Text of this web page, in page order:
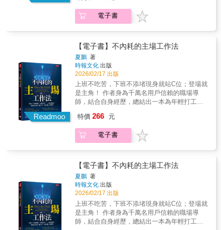
從黑暗的低谷拉出來，幫我重新聚焦人生。」
「這麼多年來，我第一次為自己正在成為的樣
子感到滿意。」我每天都收到來自讀者的分
理學家把它當成「作業」指定病人閱讀，外科
醫生因而改變了手術的方式，無數的父母、老
師和教練把這些概念傳遞給孩子、學生與球
員。我寫書的初衷是：幫助他人，並且給予他
們力量，讓受困的人找到實際而永續的轉變之
道。這本《原子習慣WORKBOOK》正是由此
而生。單獨使用本書不用擔心，不用重讀前作
中找到最適合自己的工具即可。因為本書的想
法與策略是：協助你做出自己的選擇，做到自
己想做的事。本書將是你轉變的起點，而今天
正是採取行動的最佳時機，讓我們開始吧！
【名家推薦】瓦基│「閱讀前哨站」宋怡慧│丹
鳳高中圖書館主任、作家郝旭烈│郝聲音
Podcast主持人許峰源│律師作家溫美玉│「溫
美玉科技作文」創始人愛瑞克│《命定之書》作
者、TMBA共同創辦人歐陽立中│作家‧愛瑞克：
《原子習慣WORKBOOK》的問世，將大幅縮
短「知」與「行」之間的距離，讓改變習慣的
拼圖臻於完整。‧宋怡慧：如果說《原子習慣》
像是一張為人生標示方向的地圖，那麼這本實
下累積為非凡成果。「《原子習慣》把我從黑
暗的低谷拉出來，幫我重新聚焦人生。」「這
如何改變了健康、關係與事業，讓他們以全新
的角度思索自己對人生握有的力量。心理學家
把它當成「作業」指定病人閱讀，外科醫生因
而改變了手術的方式，無數的父母、老師和教
練把這些概念傳遞給孩子、學生與球員。我寫
書的初衷是：幫助他人，並且給予他們力量，
讓受困的人找到實際而永續的轉變之道。這本
《原子習慣WORKBOOK》正是由此而生。單
獨使用本書不用擔心，不用重讀前作也能順暢
適合自己的工具即可。因為本書的想法與策略
是：協助你做出自己的選擇，做到自己想做的
事。本書將是你轉變的起點，而今天正是採取
薦】瓦基│「閱讀前哨站」宋怡慧│丹鳳高中圖
書館主任、作家郝旭烈│郝聲音Podcast主持人
許峰源│律師作家溫美玉│「溫美玉科技作文」
創始人愛瑞克│《命定之書》作者、TMBA共同
創辦人歐陽立中│作家‧愛瑞克：《原子習慣
WORKBOOK》的問世，將大幅縮短「知」與
「行」之間的距離，讓改變習慣的拼圖臻於完
力如何打造？ ◎你得借用群體力量 ‧利
用大腦的錯覺，追隨大勢 《灌籃高手》裡的櫻
木花道，從未接觸過籃球， 卻陰錯陽差加入了
籃球隊，因為團隊裡大家都很強， 大腦進而產
生「我也很強」的錯覺。 進入團隊後，怎麼前
進？你得找到可以追隨的「大勢」。 誰是大
勢？怎麼分辨？ ‧氛圍很重要，慎選神隊友和豬
隊友 作者創業時，父親只會冷言冷語的奚落
（這是豬隊友）， 母親雖擔心他會吃苦，卻不
吝於加油打氣（這是神隊友）。 你的朋友中，
是否也有這兩種人？你會分辨嗎？ 善用人
際關係的2-6-2法則，找出該結交和該遠離的
人。 ◎有了氛圍力，無須苦撐也能成
功 ．如何提高勝率？把握三大步驟
把目標寫在紙上，貼在看得到的地方（把決心
感。 就能在想放棄的瞬間設下暫停鍵。
．決定的事當然可以更改；目標，本就該滾動
式調整 蘋果創辦人賈伯斯曾說過：「點
與點最終會連成線。」 作者嘗試過許多
職業，投資不動產、拍賣、聯盟行銷到高爾夫
球事業。 當下看來像繞路，但每個經驗
累積起來都不是浪費。 目前旗下計有4家
公司，跨足高爾夫商品、管理顧問與網路行銷
不起勁」的上班族， 人生的唯一目標就是每天
準時下班。 在旁人眼中一直耍廢的他，幾年
域； 並於2017年成立創業社群，累積幫助超
過3,000名成功案例。 大家都以為他變努力了
──其實並沒有。 即使到現在，作者仍自認愛偷
懶，遇到困難總想放棄先去睡一覺再說。 這份
缺乏動力的心態，從以前到現在一點也沒
變。 為什麼他仍然創業成功、事業還越做
越大？ 作者認為，90％的人都誤解了「動力」
的來源。 動力並非源自個人努力或堅持， 而
是源於──氛圍力：置身於能推動自己往前衝的
力如何打造？ ◎你得借用群體力量 ‧利
用大腦的錯覺，追隨大勢 《灌籃高手》裡的櫻
木花道，從未接觸過籃球， 卻陰錯陽差加入了
籃球隊，因為團隊裡大家都很強， 大腦進而產
生「我也很強」的錯覺。 進入團隊後，怎麼前
進？你得找到可以追隨的「大勢」。 誰是大
勢？怎麼分辨？ ‧氛圍很重要，慎選神隊友和豬
隊友 作者創業時，父親只會冷言冷語的奚落
（這是豬隊友）， 母親雖擔心他會吃苦，卻不
吝於加油打氣（這是神隊友）。 你的朋友中，
是否也有這兩種人？你會分辨嗎？ 善用人
電子書
Readmoo
【電子書】不內耗的主場工作法
夏鵬 著
時報文化 出版
2026/02/17 出版
上班不吃苦，下班不添堵現身就站C位；登場就
是主角！ 作者身為千萬名用戶信賴的職場導
師，結合自身經歷，總結出一本為年輕打工人
下五大面向，詳細分析上班族經常遭遇的難
題，幫助大家找到解決辦法，輕鬆有效率地應
對工作上的諸多難關！ ★奠定你的職涯基本盤
人其實有公式 ★上班賺錢沒問題，但你更要讓
自己「值錢」
特價 266 元
電子書
【電子書】不內耗的主場工作法
夏鵬 著
時報文化 出版
2026/02/17 出版
上班不吃苦，下班不添堵現身就站C位；登場就
是主角！ 作者身為千萬名用戶信賴的職場導
師，結合自身經歷，總結出一本為年輕打工人